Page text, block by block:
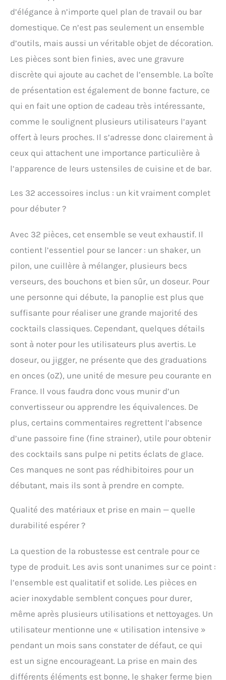
déformation.
ACCESSOIRES EXQUIS:
Utilisez la passoire à
cocktail que le barman
utilise! Notre passoire
aubépine haut de
ressort haute densité,
empêchant les
pulpe de fruits de
pénétrer dans vos
mesures précises pour 2
oz, 1,5 oz, 1 oz et 0,5 oz。
PROFESSIONNELS: notre
set de mélangeurs
professionnels et
fiable et le plus durable
disponible. Les deux
mélangeurs sont
parfaitement conçus
pour assurer une bonne
étanchéité et sont
idéaux pour secouer les
cocktails.
SATISFACTION : achat
100% sans risque ! Si,
quelconque, vous n'êtes
pas satisfait du produit,
contacter pour obtenir
un remboursement
remplacement. Les
meilleurs shakers à
cocktail et le meilleur
service sont disponibles
uniquement chez SKY
d’élégance à n’importe quel plan de travail ou bar
domestique. Ce n’est pas seulement un ensemble
d’outils, mais aussi un véritable objet de décoration.
Les pièces sont bien finies, avec une gravure
discrète qui ajoute au cachet de l’ensemble. La boîte
de présentation est également de bonne facture, ce
qui en fait une option de cadeau très intéressante,
comme le soulignent plusieurs utilisateurs l’ayant
offert à leurs proches. Il s’adresse donc clairement à
ceux qui attachent une importance particulière à
l’apparence de leurs ustensiles de cuisine et de bar.
Les 32 accessoires inclus : un kit vraiment complet
pour débuter ?
Avec 32 pièces, cet ensemble se veut exhaustif. Il
contient l’essentiel pour se lancer : un shaker, un
pilon, une cuillère à mélanger, plusieurs becs
verseurs, des bouchons et bien sûr, un doseur. Pour
une personne qui débute, la panoplie est plus que
suffisante pour réaliser une grande majorité des
cocktails classiques. Cependant, quelques détails
sont à noter pour les utilisateurs plus avertis. Le
doseur, ou jigger, ne présente que des graduations
en onces (oZ), une unité de mesure peu courante en
France. Il vous faudra donc vous munir d’un
convertisseur ou apprendre les équivalences. De
plus, certains commentaires regrettent l’absence
d’une passoire fine (fine strainer), utile pour obtenir
des cocktails sans pulpe ni petits éclats de glace.
Ces manques ne sont pas rédhibitoires pour un
débutant, mais ils sont à prendre en compte.
Qualité des matériaux et prise en main — quelle
durabilité espérer ?
La question de la robustesse est centrale pour ce
type de produit. Les avis sont unanimes sur ce point :
l’ensemble est qualitatif et solide. Les pièces en
acier inoxydable semblent conçues pour durer,
même après plusieurs utilisations et nettoyages. Un
utilisateur mentionne une « utilisation intensive »
pendant un mois sans constater de défaut, ce qui
est un signe encourageant. La prise en main des
différents éléments est bonne, le shaker ferme bien